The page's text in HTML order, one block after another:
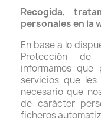
Recogida,
personales en la
En base a lo
Protección de
informamos
servicios que
necesario que
de carácter
ficheros